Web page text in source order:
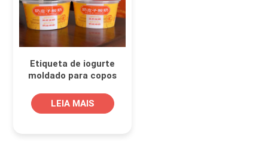
Etiqueta de iogurte
moldado para copos
LEIA MAIS